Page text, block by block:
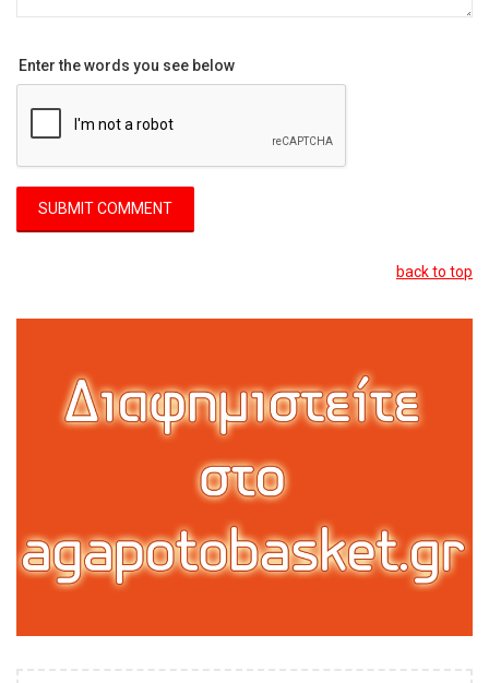
Enter the words you see below
back to top